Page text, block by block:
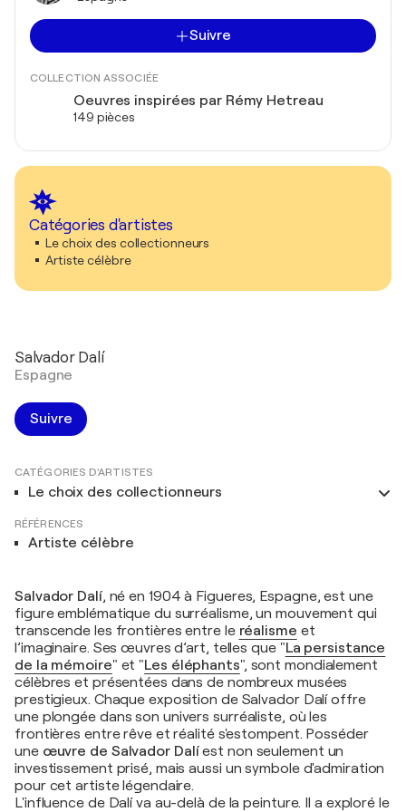
Suivre
COLLECTION ASSOCIÉE
Oeuvres inspirées par Rémy Hetreau
149 pièces
Catégories d'artistes
Le choix des collectionneurs
Artiste célèbre
Salvador Dalí
Espagne
Suivre
CATÉGORIES D'ARTISTES
Le choix des collectionneurs
RÉFÉRENCES
Artiste célèbre
Salvador Dalí, né en 1904 à Figueres, Espagne, est une
figure emblématique du surréalisme, un mouvement qui
transcende les frontières entre le réalisme et
l’imaginaire. Ses œuvres d’art, telles que "La persistance
de la mémoire" et "Les éléphants", sont mondialement
célèbres et présentées dans de nombreux musées
prestigieux. Chaque exposition de Salvador Dalí offre
une plongée dans son univers surréaliste, où les
frontières entre rêve et réalité s'estompent. Posséder
une œuvre de Salvador Dalíest non seulement un
investissement prisé, mais aussi un symbole d'admiration
pour cet artiste légendaire.
L'influence de Dalí va au-delà de la peinture. Il a exploré le